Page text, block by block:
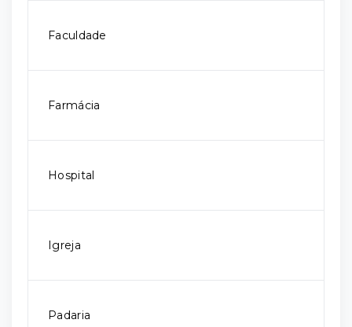
Faculdade
Farmácia
Hospital
Igreja
Padaria